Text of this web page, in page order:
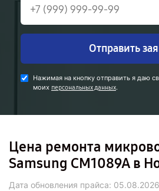
Отправить
Нажимая на кнопку отправить я даю
моих персональных данных.
Цена ремонта
Samsung CM1089A в
Дата обновления прайса: 05.08.2026